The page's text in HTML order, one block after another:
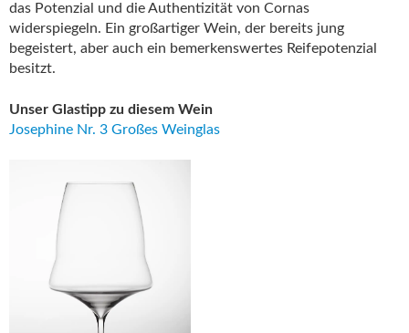
das Potenzial und die Authentizität von Cornas
widerspiegeln. Ein großartiger Wein, der bereits jung
begeistert, aber auch ein bemerkenswertes Reifepotenzial
besitzt.
Unser Glastipp zu diesem Wein
Josephine Nr. 3 Großes Weinglas